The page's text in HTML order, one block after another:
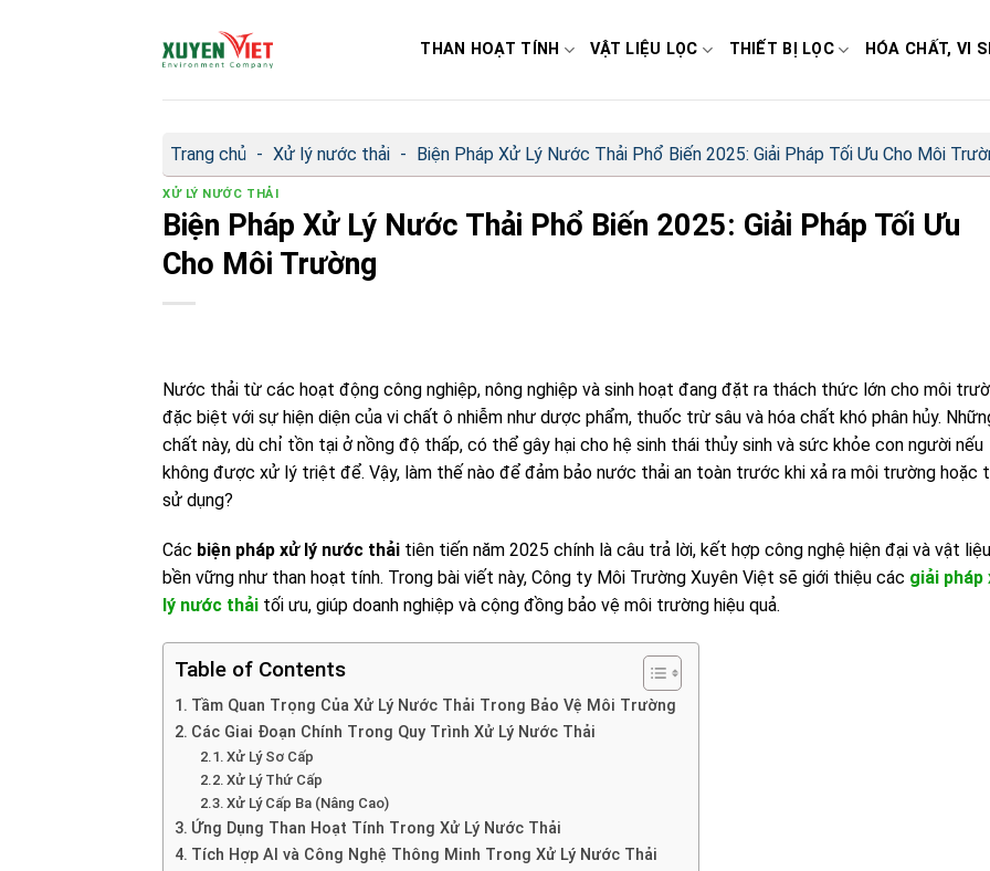
THAN HOẠT TÍNH VẬT LIỆU LỌC THIẾT BỊ LỌC HÓA CHẤT, VI
Trang chủ - Xử lý nước thải - Biện Pháp Xử Lý Nước Thải Phổ Biến 2025: Giải Pháp Tối Ưu Cho Môi
XỬ LÝ NƯỚC THẢI
Biện Pháp Xử Lý Nước Thải Phổ Biến 2025: Giải Pháp Tối Ưu
Cho Môi Trường
Nước thải từ các hoạt động công nghiệp, nông nghiệp và sinh hoạt đang đặt ra thách thức lớn cho môi
đặc biệt với sự hiện diện của vi chất ô nhiễm như dược phẩm, thuốc trừ sâu và hóa chất khó phân hủy.
chất này, dù chỉ tồn tại ở nồng độ thấp, có thể gây hại cho hệ sinh thái thủy sinh và sức khỏe con người nếu
không được xử lý triệt để. Vậy, làm thế nào để đảm bảo nước thải an toàn trước khi xả ra môi trường hoặc
sử dụng?
Các biện pháp xử lý nước thải tiên tiến năm 2025 chính là câu trả lời, kết hợp công nghệ hiện đại và vật liệu
bền vững như than hoạt tính. Trong bài viết này, Công ty Môi Trường Xuyên Việt sẽ giới thiệu các giải pháp
lý nước thải tối ưu, giúp doanh nghiệp và cộng đồng bảo vệ môi trường hiệu quả.
Table of Contents
Tầm Quan Trọng Của Xử Lý Nước Thải Trong Bảo Vệ Môi Trường
Các Giai Đoạn Chính Trong Quy Trình Xử Lý Nước Thải
Xử Lý Sơ Cấp
Xử Lý Thứ Cấp
Xử Lý Cấp Ba (Nâng Cao)
Ứng Dụng Than Hoạt Tính Trong Xử Lý Nước Thải
Tích Hợp AI và Công Nghệ Thông Minh Trong Xử Lý Nước Thải